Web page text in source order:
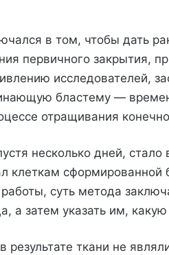
в том, чтобы дать
первичного закрытия,
исследователей,
бластему —
отращивания
несколько дней, стало
клеткам
суть метода
а затем указать им,
результате ткани не